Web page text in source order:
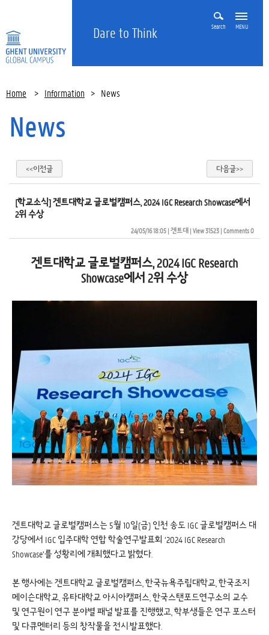
Dare to Think Search MENU
Home > Information > News
News
<<이전글 다음글>>
[학교소식] 겐트대학교 글로벌캠퍼스, 2024 IGC Research Showcase에서
2위 수상
24/05/16 18:05| 겐트대| View 31523| Comments 0
겐트대학교 글로벌캠퍼스, 2024 IGC Research
Showcase에서 2위 수상
겐트대학교 글로벌캠퍼스는 5월 10일(금) 인천 송도 IGC 글로벌캠퍼스 대
강당에서 IGC 입주대학 연합 학술연구발표회 ‘2024 IGC Research
Showcase’를 성황리에 개최했다고 밝혔다.
본 행사에는 겐트대학교 글로벌캠퍼스, 한국뉴욕주립대학교, 한국조지
메이슨대학교, 유타대학교 아시아캠퍼스, 한국스탠포드연구소의 교수
및 연구원이 연구 분야별 패널 발표를 진행했고, 학부생들은 연구 포스터
및 다큐멘터리 등의 창작물을 전시·발표했다.